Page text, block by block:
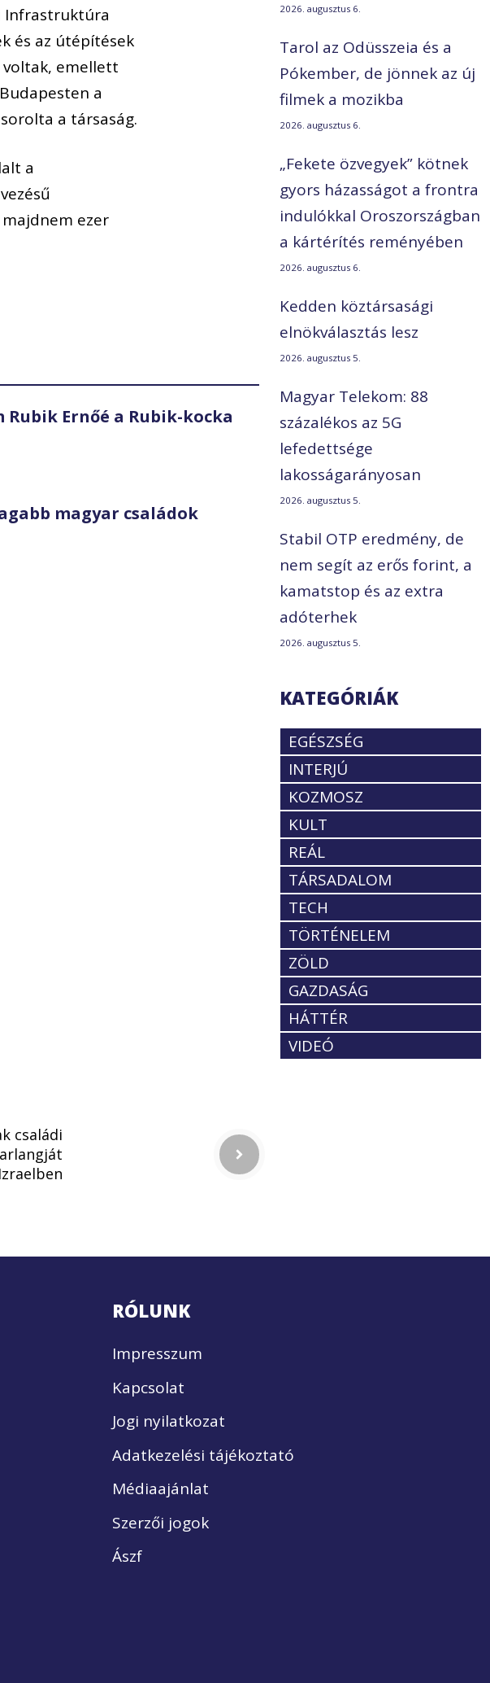
Infrastruktúra
és az útépítések
emellett
a
a társaság.
a
ezer
Rubik Ernőé a Rubik-kocka
magyar családok
2026. augusztus 6.
Tarol az Odüsszeia és a
Pókember, de jönnek az új
filmek a mozikba
2026. augusztus 6.
„Fekete özvegyek” kötnek
gyors házasságot a frontra
indulókkal Oroszországban
a kártérítés reményében
2026. augusztus 6.
Kedden köztársasági
elnökválasztás lesz
2026. augusztus 5.
Magyar Telekom: 88
százalékos az 5G
lefedettsége
lakosságarányosan
2026. augusztus 5.
Stabil OTP eredmény, de
nem segít az erős forint, a
kamatstop és az extra
adóterhek
2026. augusztus 5.
KATEGÓRIÁK
EGÉSZSÉG
INTERJÚ
KOZMOSZ
KULT
REÁL
TÁRSADALOM
TECH
TÖRTÉNELEM
ZÖLD
GAZDASÁG
HÁTTÉR
VIDEÓ
családi
RÓLUNK
Impresszum
Kapcsolat
Jogi nyilatkozat
Adatkezelési tájékoztató
Médiaajánlat
Szerzői jogok
Ászf